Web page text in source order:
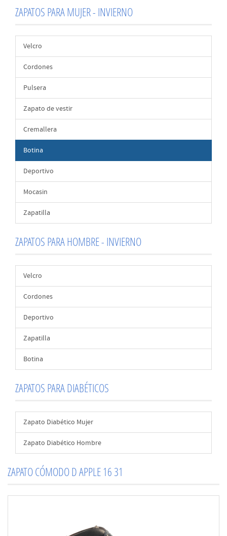
ZAPATOS PARA MUJER - INVIERNO
Velcro
Cordones
Pulsera
Zapato de vestir
Cremallera
Botina
Deportivo
Mocasin
Zapatilla
ZAPATOS PARA HOMBRE - INVIERNO
Velcro
Cordones
Deportivo
Zapatilla
Botina
ZAPATOS PARA DIABÉTICOS
Zapato Diabético Mujer
Zapato Diabético Hombre
ZAPATO CÓMODO D APPLE 16 31